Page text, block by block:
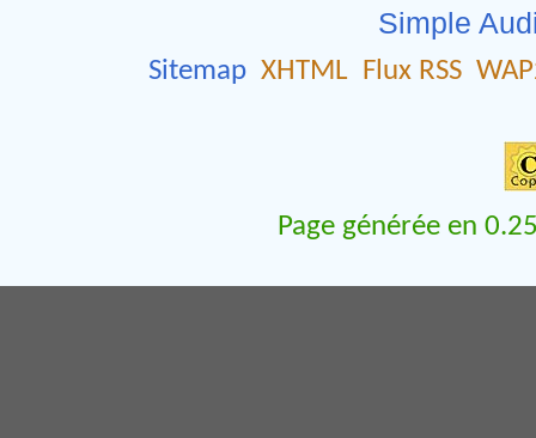
Simple
Sitemap XHTML Flux RSS
Page générée en